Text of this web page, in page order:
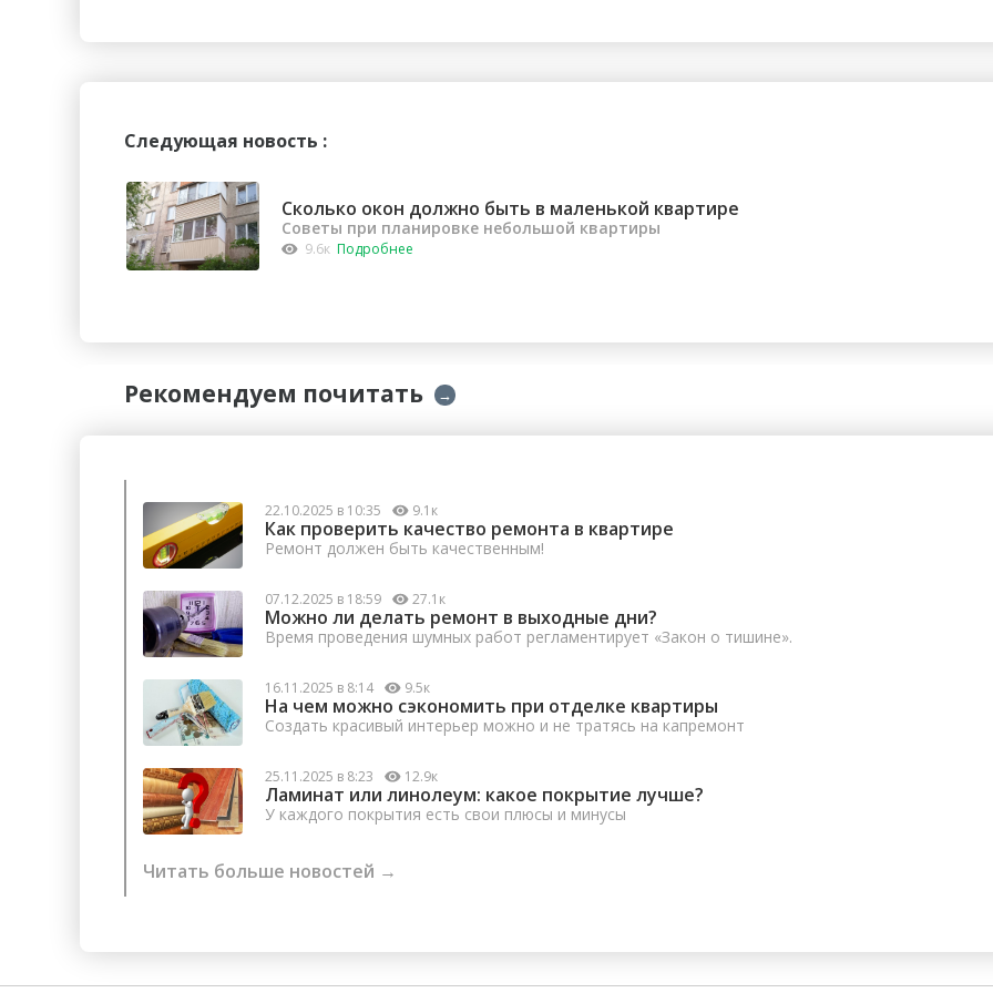
Следующая новость :
Сколько окон должно быть в маленькой квартире
Советы при планировке небольшой квартиры
9.6к Подробнее
Рекомендуем почитать →
22.10.2025 в 10:35 9.1к
Как проверить качество ремонта в квартире
Ремонт должен быть качественным!
07.12.2025 в 18:59 27.1к
Можно ли делать ремонт в выходные дни?
Время проведения шумных работ регламентирует «Закон о тишине».
16.11.2025 в 8:14 9.5к
На чем можно сэкономить при отделке квартиры
Создать красивый интерьер можно и не тратясь на капремонт
25.11.2025 в 8:23 12.9к
Ламинат или линолеум: какое покрытие лучше?
У каждого покрытия есть свои плюсы и минусы
Читать больше новостей →